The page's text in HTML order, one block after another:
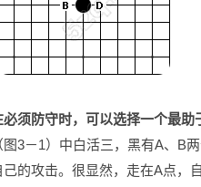
必须防守时，可以选择一个最助
图3－1）中白活三，黑有A、B
己的攻击。很显然，走在A点，